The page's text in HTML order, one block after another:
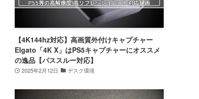
【4K144hz対応】高画質外付けキャプチャー
Elgato「4K X」はPS5キャプチャーにオススメ
の逸品【パススルー対応】
2025年2月12日 デスク環境